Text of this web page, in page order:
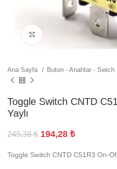
Büyütmek için tıklayın
Ana Sayfa Buton - Anahtar - Swich
Toggle Switch CNTD
Yaylı
245,38₺ 194,28 ₺
Toggle Switch CNTD C51R3 On-